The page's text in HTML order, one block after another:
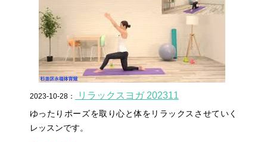
2023-10-28： リラックスヨガ 202311
ゆったりポーズを取り心と体をリラックスさせていく
レッスンです。